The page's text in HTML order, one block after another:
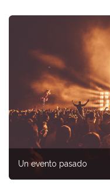
Un evento pasado